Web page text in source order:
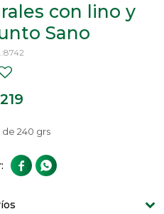
con lino y
Sano
8742
219
240 grs
 